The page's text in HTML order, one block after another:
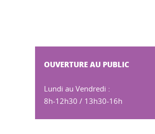
OUVERTURE AU PUBLIC
Lundi au Vendredi :
8h-12h30 / 13h30-16h